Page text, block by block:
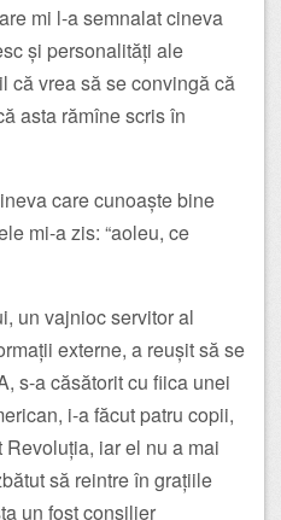
mi l-a semnalat cineva
și personalități ale
că vrea să se convingă că
asta rămîne scris în
care cunoaște bine
mi-a zis: “aoleu, ce
un vajnioc servitor al
externe, a reușit să se
s-a căsătorit cu fiica unei
i-a făcut patru copii,
iar el nu a mai
să reintre în grațiile
un fost consilier